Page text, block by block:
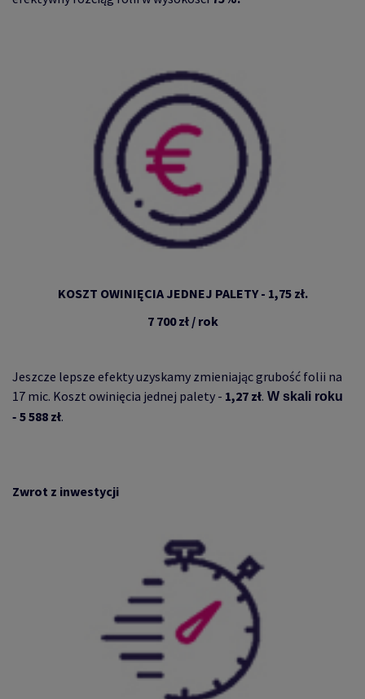
KOSZT OWINIĘCIA JEDNEJ PALETY - 1,75 zł.
7 700 zł / rok
Jeszcze lepsze efekty uzyskamy zmieniając grubość folii na
17 mic. Koszt owinięcia jednej palety - 1,27 zł. W skali roku
- 5 588 zł.
Zwrot z inwestycji